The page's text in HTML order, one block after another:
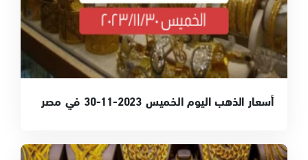
أسعار الذهب اليوم الخميس 2023-11-30 في مصر